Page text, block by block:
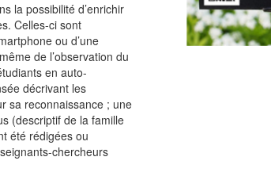
la possibilité d’enrichir
Celles-ci sont
ou d’une
de l’observation du
en auto-
décrivant les
sa reconnaissance ; une
(descriptif de la famille
été rédigées ou
chercheurs